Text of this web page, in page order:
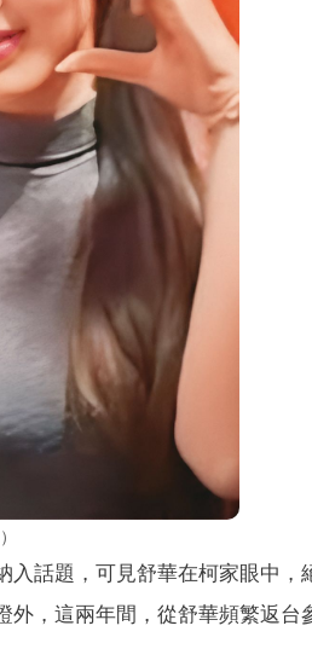
入話題，可見舒華在柯家眼中，
外，這兩年間，從舒華頻繁返台